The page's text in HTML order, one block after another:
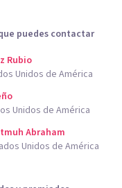
puedes contactar
Rubio
Unidos de América
Unidos de América
Abraham
Unidos de América